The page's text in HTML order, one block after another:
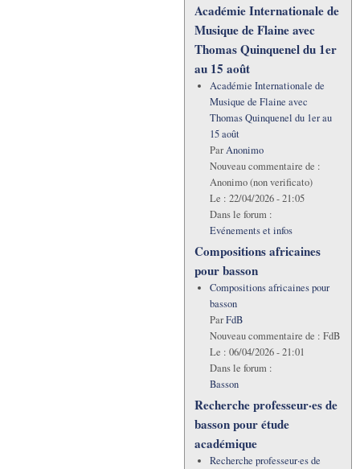
Académie Internationale de
Musique de Flaine avec
Thomas Quinquenel du 1er
au 15 août
Académie Internationale de
Musique de Flaine avec
Thomas Quinquenel du 1er au
15 août
ParAnonimo
Nouveau commentaire de :
Anonimo (non verificato)
Le : 22/04/2026 - 21:05
Dans le forum :
Evénements et infos
Compositions africaines
pour basson
Compositions africaines pour
basson
ParFdB
Nouveau commentaire de : FdB
Le : 06/04/2026 - 21:01
Dans le forum :
Basson
Recherche professeur·es de
basson pour étude
académique
Recherche professeur·es de